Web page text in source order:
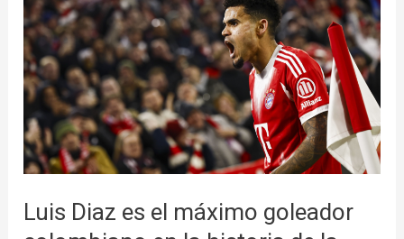
Luis Diaz es el máximo goleador
Diaz
es
el
máximo
goleador
colombiano
en
historia